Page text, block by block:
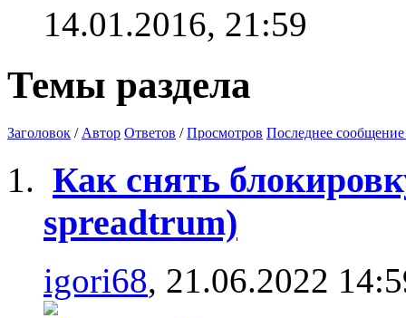
14.01.2016, 21:59
Темы раздела
Заголовок / Автор Ответов /Просмотров Последнее сообщение
Как снять
spreadtrum)
igori68, 21.06.2022